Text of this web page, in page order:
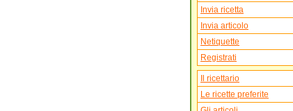
Invia ricetta
Invia articolo
Netiquette
Registrati
Il ricettario
Le ricette preferite